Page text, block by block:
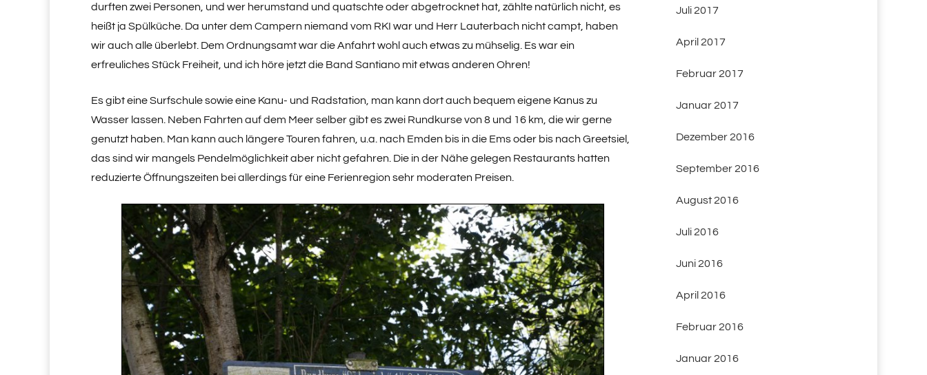
durften zwei Personen, und wer herumstand und quatschte oder abgetrocknet hat, zählte natürlich nicht, es
heißt ja Spülküche. Da unter dem Campern niemand vom RKI war und Herr Lauterbach nicht campt, haben
wir auch alle überlebt. Dem Ordnungsamt war die Anfahrt wohl auch etwas zu mühselig. Es war ein
erfreuliches Stück Freiheit, und ich höre jetzt die Band Santiano mit etwas anderen Ohren!
Es gibt eine Surfschule sowie eine Kanu- und Radstation, man kann dort auch bequem eigene Kanus zu
Wasser lassen. Neben Fahrten auf dem Meer selber gibt es zwei Rundkurse von 8 und 16 km, die wir gerne
genutzt haben. Man kann auch längere Touren fahren, u.a. nach Emden bis in die Ems oder bis nach Greetsiel,
das sind wir mangels Pendelmöglichkeit aber nicht gefahren. Die in der Nähe gelegen Restaurants hatten
reduzierte Öffnungszeiten bei allerdings für eine Ferienregion sehr moderaten Preisen.
Juli 2017
April 2017
Februar 2017
Januar 2017
Dezember 2016
September 2016
August 2016
Juli 2016
Juni 2016
April 2016
Februar 2016
Januar 2016